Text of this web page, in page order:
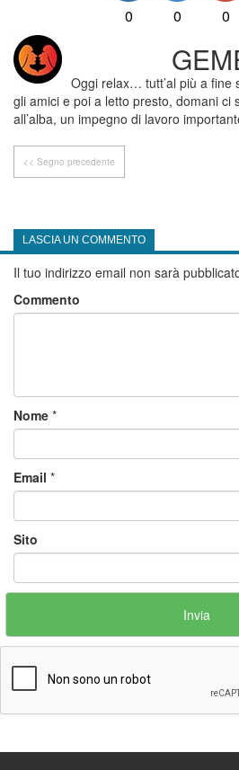
0 0 0
Oggi relax… tutt’al più a fine
gli amici e poi a letto presto, domani ci
all’alba, un impegno di lavoro
<< Segno precedente
LASCIA UN COMMENTO
Il tuo indirizzo email non sarà
Commento
Nome *
Email *
Sito